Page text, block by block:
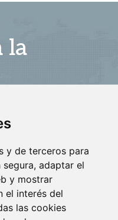
y de terceros para
adaptar el
y mostrar
el interés del
las cookies
la